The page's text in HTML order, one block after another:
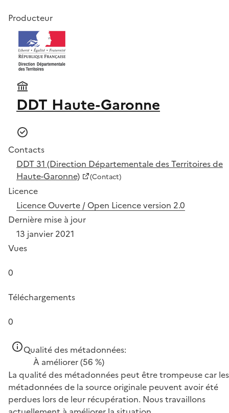
Producteur
DDT Haute-Garonne
Contacts
DDT 31 (Direction Départementale des Territoires de
Haute-Garonne)
(Contact)
Licence
Licence Ouverte / Open Licence version 2.0
Dernière mise à jour
13 janvier 2021
Vues
0
Téléchargements
0
Qualité des métadonnées:
À améliorer(56 %)
La qualité des métadonnées peut être trompeuse car les
métadonnées de la source originale peuvent avoir été
perdues lors de leur récupération. Nous travaillons